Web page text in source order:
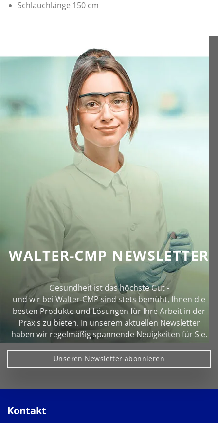
Schlauchlänge 150 cm
WALTER-CMP NEWSLETTER
Gesundheit ist das höchste Gut -
und wir bei Walter‑CMP sind stets bemüht, Ihnen die
besten Produkte und Lösungen für Ihre Arbeit in der
Praxis zu bieten. In unserem aktuellen Newsletter
haben wir regelmäßig spannende Neuigkeiten für Sie.
Unseren Newsletter abonnieren
Kontakt